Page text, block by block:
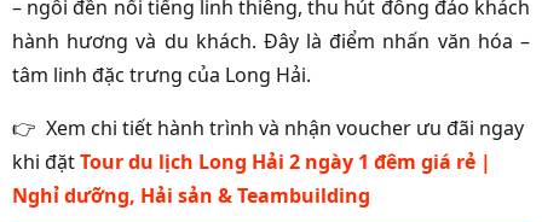
– ngôi đền nổi tiếng linh thiêng, thu hút đông đảo khách
hành hương và du khách. Đây là điểm nhấn văn hóa –
tâm linh đặc trưng của Long Hải.
👉 Xem chi tiết hành trình và nhận voucher ưu đãi ngay
khi đặtTour du lịch Long Hải 2 ngày 1 đêm giá rẻ |
Nghỉ dưỡng, Hải sản & Teambuilding